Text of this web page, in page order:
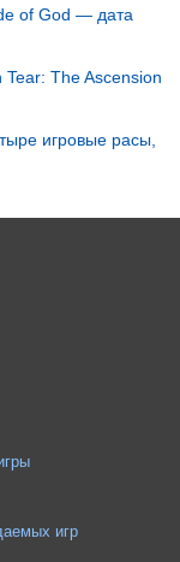
of God — дата
The Ascension
игровые расы,
игр